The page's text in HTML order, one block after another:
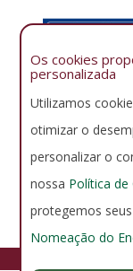
Os cookies
personalizada
Utilizamos
otimizar o
personalizar o
nossa Política de
protegemos
Nomeação do